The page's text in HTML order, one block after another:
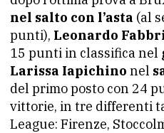
nel salto con l’asta (al
punti), Leonardo
15 punti in classifica nel
Larissa Iapichino nel
del primo posto con 24
vittorie, in tre differenti
League: Firenze,